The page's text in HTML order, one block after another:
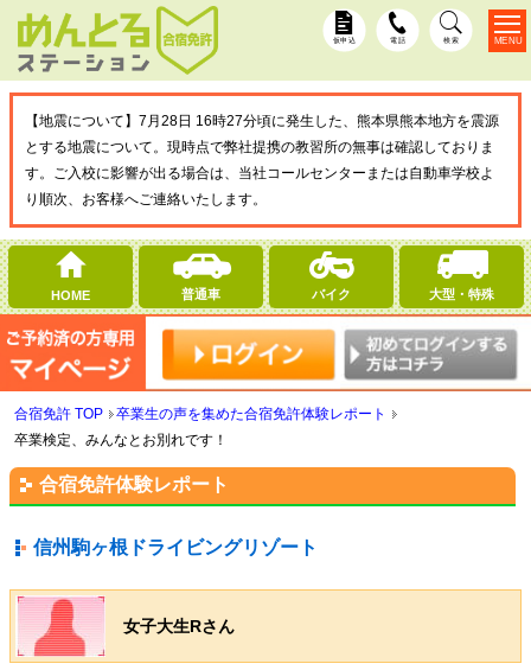
仮申込 電話 検索
【地震について】7月28日 16時27分頃に発生した、熊本県熊本地方を震源
とする地震について。現時点で弊社提携の教習所の無事は確認しておりま
す。ご入校に影響が出る場合は、当社コールセンターまたは自動車学校よ
り順次、お客様へご連絡いたします。
HOME 普通車 バイク 大型・特殊
MENU
合宿免許 TOP
卒業生の声を集めた合宿免許体験レポート
卒業検定、みんなとお別れです！
合宿免許体験レポート
信州駒ヶ根ドライビングリゾート
女子大生Rさん